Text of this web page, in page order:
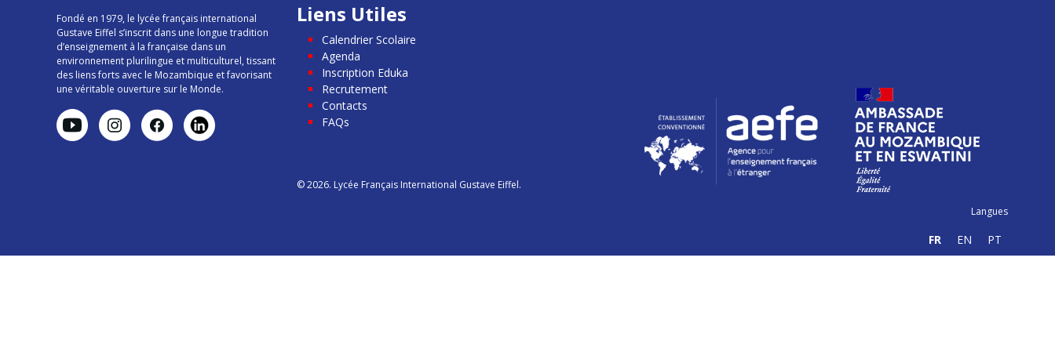
Fondé en 1979, le lycée français international
Gustave Eiffel s’inscrit dans une longue tradition
d’enseignement à la française dans un
environnement plurilingue et multiculturel, tissant
des liens forts avec le Mozambique et favorisant
une véritable ouverture sur le Monde.
Liens Utiles
Calendrier Scolaire
Agenda
Inscription Eduka
Recrutement
Contacts
FAQs
© 2026. Lycée Français International Gustave Eiffel.
Langues
FR EN PT